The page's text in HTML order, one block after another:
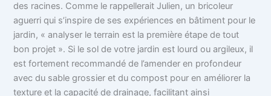
des racines. Comme le rappellerait Julien, un bricoleur
aguerri qui s’inspire de ses expériences en bâtiment pour le
jardin, « analyser le terrain est la première étape de tout
bon projet ». Si le sol de votre jardin est lourd ou argileux, il
est fortement recommandé de l’amender en profondeur
avec du sable grossier et du compost pour en améliorer la
texture et la capacité de drainage, facilitant ainsi